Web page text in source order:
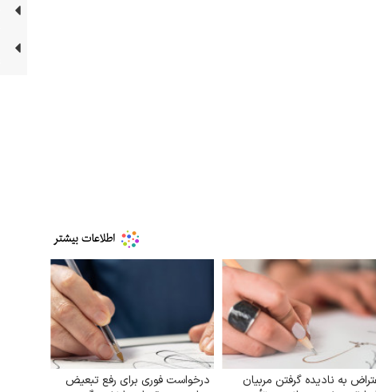
به نادیده گرفتن مربیان
درخواست فوری برای رفع تبعیض